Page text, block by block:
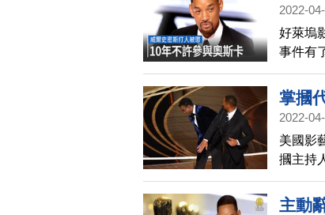
2022-
好萊塢
事件有
禁止史
掌摑
2022-
美國影
摑主持
獎典禮
主動